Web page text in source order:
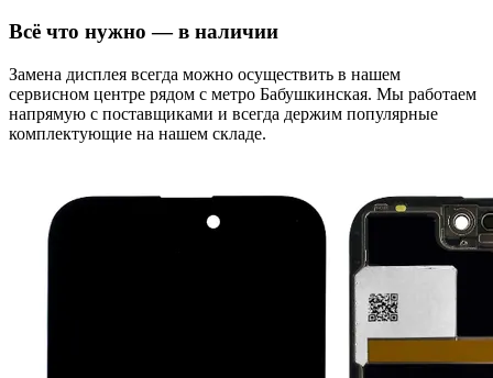
Всё что нужно — в наличии
Замена дисплея всегда можно осуществить в нашем
сервисном центре рядом с метро Бабушкинская. Мы работаем
напрямую с поставщиками и всегда держим популярные
комплектующие на нашем складе.